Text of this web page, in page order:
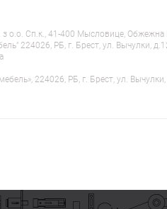
о.о. Сп.к., 41-400 Мысловице,
224026, РБ, г. Брест, ул. Вычулки,
224026, РБ, г. Брест, ул.